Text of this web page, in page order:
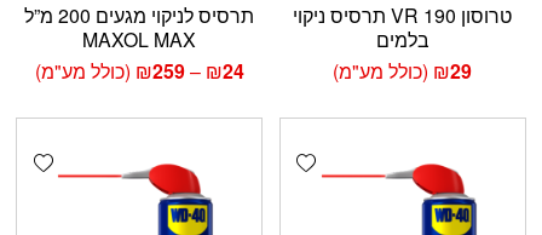
טרוסון VR 190 תרסיס ניקוי
בלמים
₪29 (כולל מע"מ)
תרסיס לניקוי מגעים 200 מ”ל
MAXOL MAX
₪24
–
₪259
טווח
מחירים:
⁦₪24⁩
(כולל מע"מ)
Add wishlist